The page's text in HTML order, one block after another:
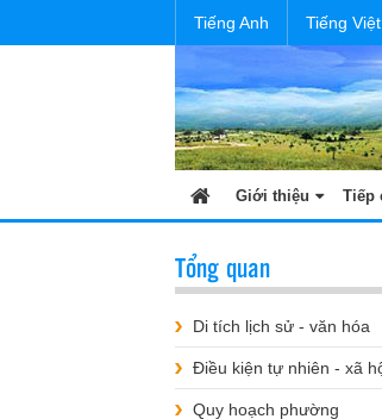
Tiếng Anh Tiếng Việt
Giới thiệu Tiếp
Tổng quan
Di tích lịch sử - văn hóa
Điều kiện tự nhiên - xã
Quy hoạch phường